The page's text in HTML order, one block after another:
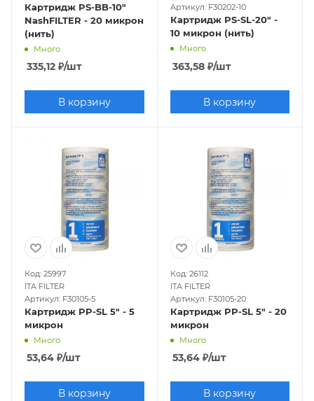
Картридж PS-BB-10"
NashFILTER - 20 микрон
(нить)
Много
335,12 ₽/шт
В корзину
Артикул: F30202-10
Картридж PS-SL-20" -
10 микрон (нить)
Много
363,58₽/шт
В корзину
Код: 25997
ITA FILTER
Артикул: F30105-5
Картридж PP-SL 5" - 5
микрон
Много
53,64 ₽/шт
В корзину
Код: 26112
ITA FILTER
Артикул: F30105-20
Картридж PP-SL 5" - 20
микрон
Много
53,64₽/шт
В корзину